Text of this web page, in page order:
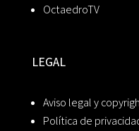
OctaedroTV
LEGAL
Aviso legal y
Política de